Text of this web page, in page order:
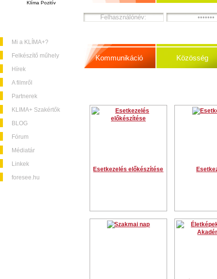
Klíma Pozitív
Mi a KLÍMA+?
Felkészítő műhely
Hírek
A filmről
Partnerek
KLIMA+ Szakértők
BLOG
Fórum
Médiatár
Linkek
foresee.hu
Kommunikáció Közösség
Esetkezelés előkészítése